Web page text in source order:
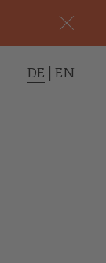
DE EN